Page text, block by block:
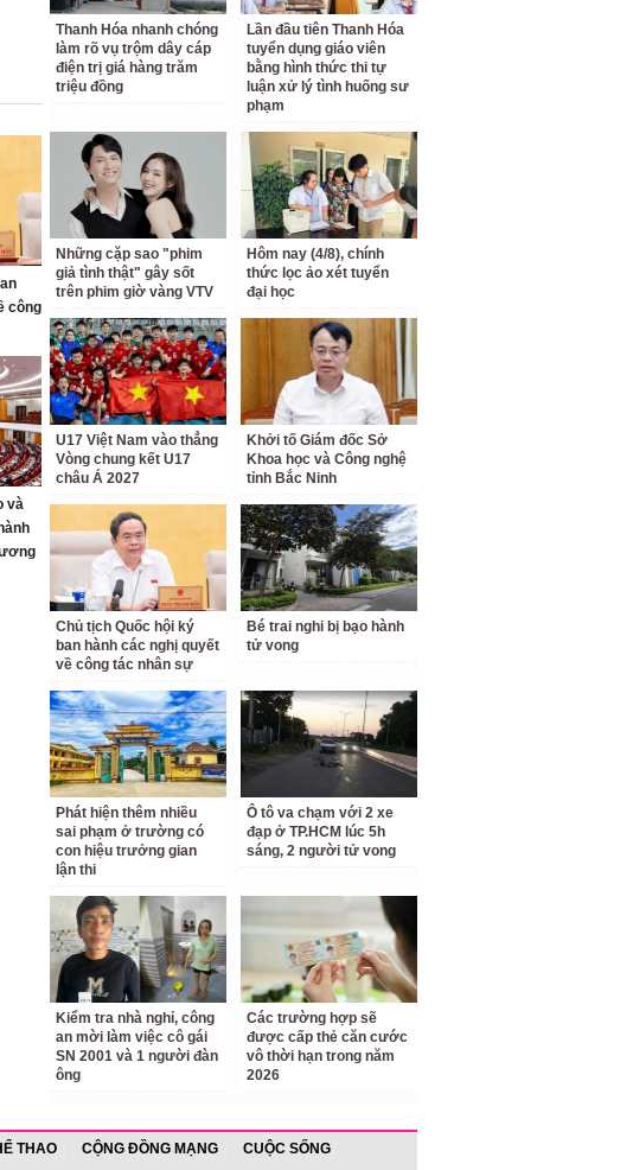
công
và
Thanh Hóa nhanh chóng
làm rõ vụ trộm dây cáp
điện trị giá hàng trăm
triệu đồng
Lần đầu tiên Thanh Hóa
tuyển dụng giáo viên
bằng hình thức thi tự
luận xử lý tình huống sư
phạm
Những cặp sao "phim
giả tình thật" gây sốt
trên phim giờ vàng VTV
Hôm nay (4/8), chính
thức lọc ảo xét tuyển
đại học
U17 Việt Nam vào thẳng
Vòng chung kết U17
châu Á 2027
Khởi tố Giám đốc Sở
Khoa học và Công nghệ
tỉnh Bắc Ninh
Chủ tịch Quốc hội ký
ban hành các nghị quyết
về công tác nhân sự
Bé trai nghi bị bạo hành
tử vong
Phát hiện thêm nhiều
sai phạm ở trường có
con hiệu trưởng gian
lận thi
Ô tô va chạm với 2 xe
đạp ở TP.HCM lúc 5h
sáng, 2 người tử vong
Kiểm tra nhà nghỉ, công
an mời làm việc cô gái
SN 2001 và 1 người đàn
ông
Các trường hợp sẽ
được cấp thẻ căn cước
vô thời hạn trong năm
2026
THAO CỘNG ĐỒNG MẠNG CUỘC SỐNG